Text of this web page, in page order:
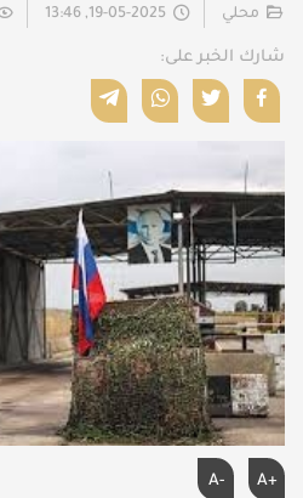
محلي
شارك الخبر على:
A+
A-